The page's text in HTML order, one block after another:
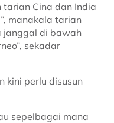
Cina dan India
manakala tarian
janggal di bawah
sekadar
kini perlu disusun
sepelbagai mana